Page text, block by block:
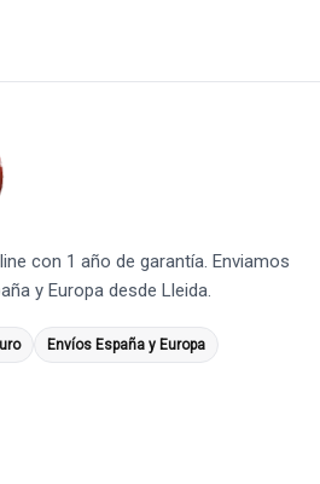
con 1 año de garantía. Enviamos
y Europa desde Lleida.
Envíos España y Europa